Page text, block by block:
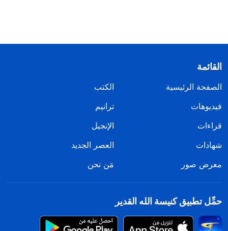
القائمة
الصفحة الرئيسية
الكتب
فيديوهات
ترانيم
قراءات
الإنجيل
شهادات
العصر الجديد
معرض صور
مَن نحن
حمِّل تطبيق كنيسة الله القدير